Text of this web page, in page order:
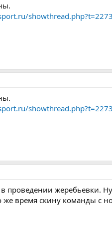
проведении жеребьевки.
же время скину команды с